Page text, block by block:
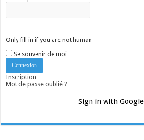
Only fill in if you are not human
Se souvenir de moi
Inscription
Mot de passe oublié ?
Sign in with Google